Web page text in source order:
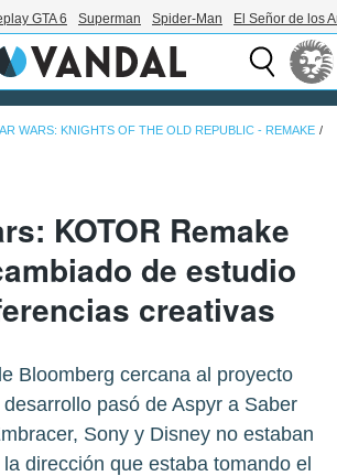
GTA 6 Superman Spider-Man El Señor de los
WARS: KNIGHTS OF THE OLD REPUBLIC - REMAKE
KOTOR Remake
de estudio
creativas
Bloomberg cercana al proyecto
pasó de Aspyr a Saber
Sony y Disney no estaban
dirección que estaba tomando el